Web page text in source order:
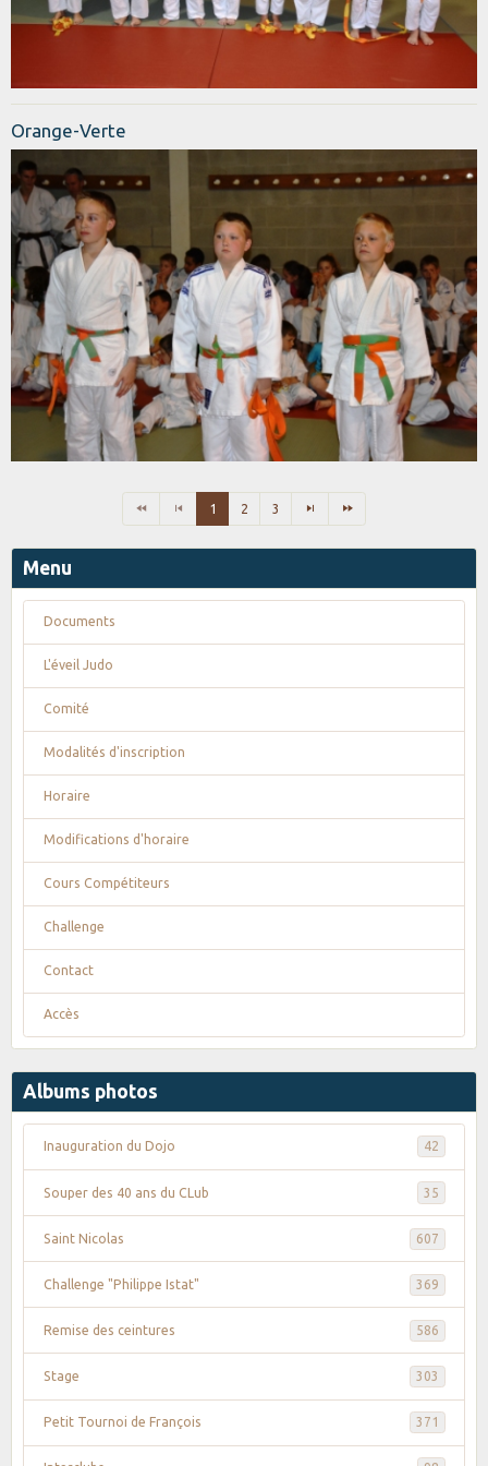
Orange-Verte
1 2 3
Menu
Documents
L'éveil Judo
Comité
Modalités d'inscription
Horaire
Modifications d'horaire
Cours Compétiteurs
Challenge
Contact
Accès
Albums photos
Inauguration du Dojo 42
Souper des 40 ans du CLub 35
Saint Nicolas 607
Challenge "Philippe Istat" 369
Remise des ceintures 586
Stage 303
Petit Tournoi de François 371